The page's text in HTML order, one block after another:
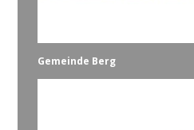
Gemeinde Berg